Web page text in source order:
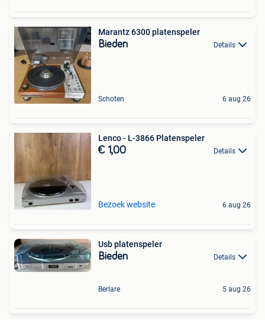
Marantz 6300 platenspeler
Bieden Details
Schoten 6 aug 26
Lenco - L-3866 Platenspeler
€ 1,00 Details
Bezoek website 6 aug 26
Usb platenspeler
Bieden Details
Berlare 5 aug 26